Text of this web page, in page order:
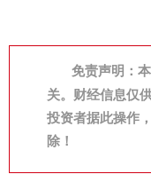
免责声明：
关。财经信息仅
投资者据此操作
除！